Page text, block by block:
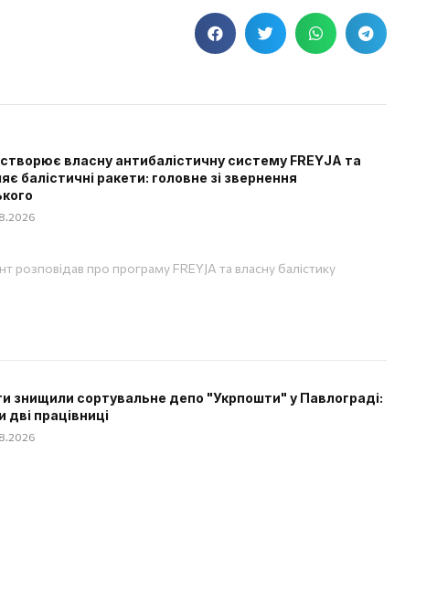
створює власну антибалістичну систему FREYJA та
балістичні ракети: головне зі звернення
розповідав про програму FREYJA та власну балістику
знищили сортувальне депо "Укрпошти" у Павлограді:
дві працівниці